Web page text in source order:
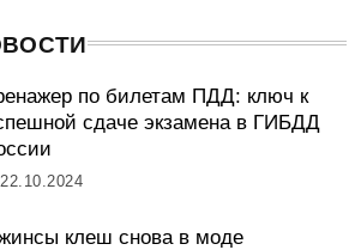
по билетам ПДД: ключ к
сдаче экзамена в ГИБДД
22.10.2024
клеш снова в моде